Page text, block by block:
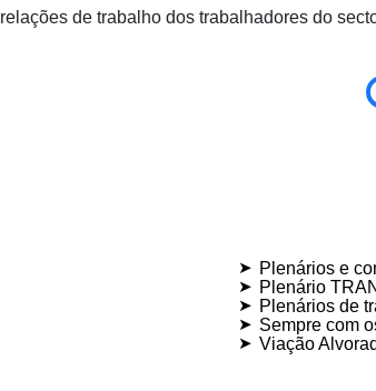
relações de trabalho dos trabalhadores do
Plenários e
Plenário
Plenários de
Sempre com
Viação